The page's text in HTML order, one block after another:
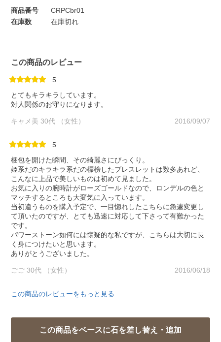
商品番号
CRPCbr01
在庫数
在庫切れ
この商品のレビュー
5
とてもキラキラしています。
対人関係のお守りになります。
キャメ美 30代 （女性） 2016/09/07
5
梱包を開けた瞬間、その綺麗さにびっくり。
姫系だのキラキラ系だの標榜したブレスレットは数多あれど、
こんなに上品で美しいものは初めて見ました。
お気に入りの腕時計がローズゴールドなので、ロンデルの色と
マッチするところも大変気に入っています。
当初違うものを購入予定で、一目惚れしたこちらに急遽変更し
て頂いたのですが、とても迅速に対応して下さって有難かった
です。
パワーストーン如何には懐疑的な私ですが、こちらは大切に長
く身につけたいと思います。
ありがとうございました。
ごご 30代 （女性） 2016/06/18
この商品のレビューをもっと見る